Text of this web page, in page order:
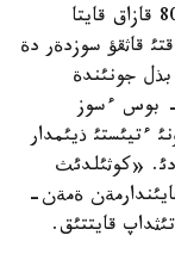
جةلئلةردة «موثعوليادان كوشئپ كةلگةن 800 قازاق قايتا
قاثقؤ سوزدةر دة
جونئندة
- بوس ءسوز
ءتيئستئ ذيئمدار
«كوثئلدئث
ةمةن-
قايتتئق.